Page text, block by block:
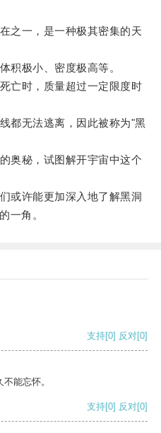
一，是一种极其密集的天
极小、密度极高等。
时，质量超过一定限度时
无法逃离，因此被称为"黑
秘，试图解开宇宙中这个
许能更加深入地了解黑洞
一角。
支持[0] 反对[0]
能忘怀。
支持[0] 反对[0]